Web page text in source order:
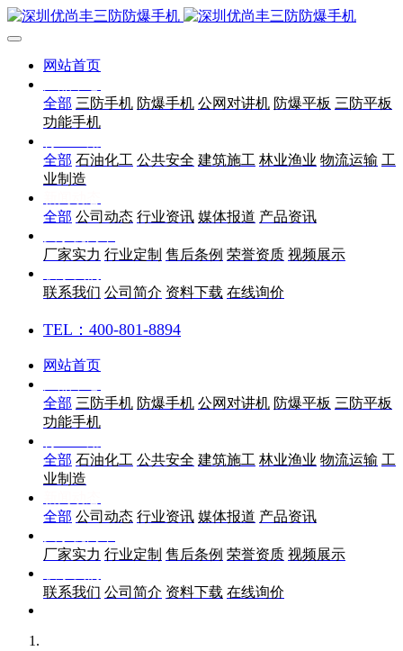
网站首页
全部 三防手机 防爆手机 公网对讲机 防爆平板 三防平板
功能手机
全部 石油化工 公共安全 建筑施工 林业渔业 物流运输 工
业制造
全部 公司动态 行业资讯 媒体报道 产品资讯
厂家实力 行业定制 售后条例 荣誉资质 视频展示
联系我们 公司简介 资料下载 在线询价
TEL：400-801-8894
网站首页
全部 三防手机 防爆手机 公网对讲机 防爆平板 三防平板
功能手机
全部 石油化工 公共安全 建筑施工 林业渔业 物流运输 工
业制造
全部 公司动态 行业资讯 媒体报道 产品资讯
厂家实力 行业定制 售后条例 荣誉资质 视频展示
联系我们 公司简介 资料下载 在线询价